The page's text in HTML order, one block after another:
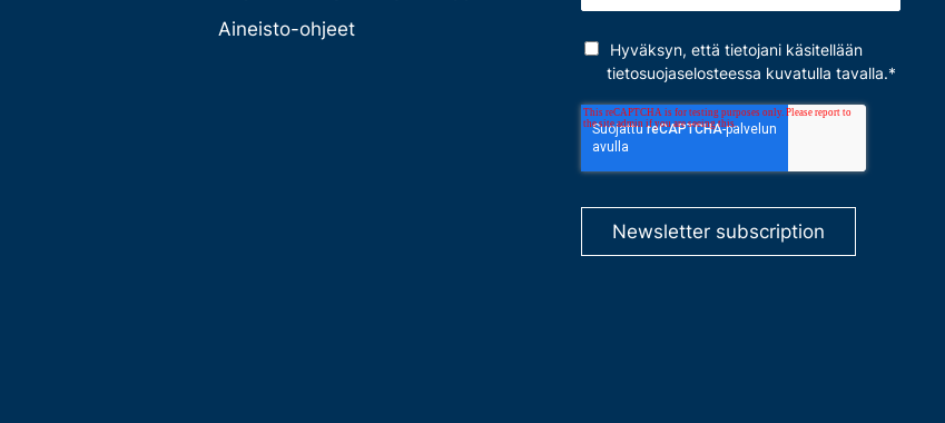
Aineisto-ohjeet
Hyväksyn, että tietojani käsitellään
tietosuojaselosteessa kuvatulla tavalla.*